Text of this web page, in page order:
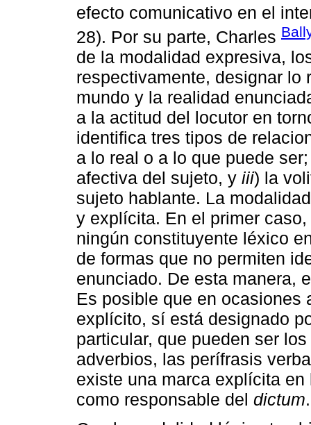
efecto comunicativo en el
28). Por su parte, Charles
de la modalidad expresiva,
respectivamente, designar lo
mundo y la realidad
a la actitud del locutor en
identifica tres tipos de
a lo real o a lo que puede
afectiva del sujeto, y iii) la
sujeto hablante. La
y explícita. En el primer
ningún constituyente léxico
de formas que no permiten
enunciado. De esta manera,
Es posible que en ocasiones
explícito, sí está designado
particular, que pueden ser
adverbios, las perífrasis
existe una marca explícita
como responsable del dictum.